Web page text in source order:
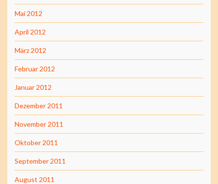
Mai 2012
April 2012
März 2012
Februar 2012
Januar 2012
Dezember 2011
November 2011
Oktober 2011
September 2011
August 2011